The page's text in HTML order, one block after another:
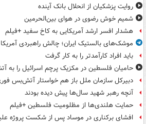
روایت پزشکیان از انحلال بانک آینده
شمیم خوش رضوی در هوای بین‌الحرمین
هشدار افسر ارشد آمریکایی به کاخ سفید +فیلم
موشک‌های بالستیک ایران؛ چالش راهبردی آمریکا
باید افراد کارآمدتر را به کار گرفت
حامیان فلسطین در مکزیک پرچم اسرائیل را به
دبیرکل سازمان ملل باز هم خواستار آتش‌بس
آنچه رهبر شهید سال‌ها پیش دیده بودند
حمایت هلندی‌ها از مظلومیت فلسطین +فیلم
افشای برکناری در موساد پس از شکست پروژه